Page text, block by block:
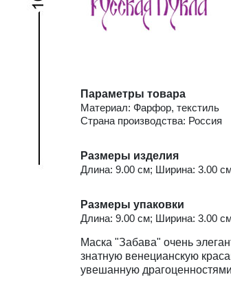
Параметры товара
Материал: Фарфор, текстиль
Страна производства: Россия
Размеры изделия
Длина: 9.00 см; Ширина: 3.00
Размеры упаковки
Длина: 9.00 см; Ширина: 3.00
Маска "Забава" очень
знатную венецианскую
увешанную